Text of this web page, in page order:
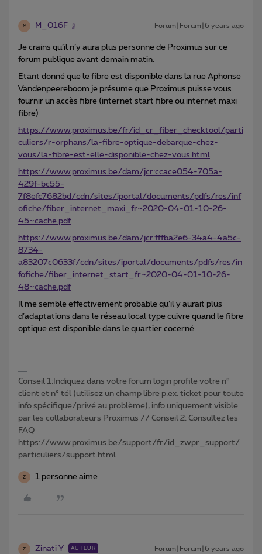
M M_016F Forum|Forum|6 years ago
Je crains qu’il n’y aura plus personne de Proximus sur ce
forum publique avant demain matin.
Etant donné que le fibre est disponible dans la rue Aphonse
Vandenpeereboom je présume que Proximus puisse vous
fournir un accès fibre (internet start fibre ou internet maxi
fibre)
https://www.proximus.be/fr/id_cr_fiber_checktool/parti
culiers/r-orphans/la-fibre-optique-debarque-chez-
vous/la-fibre-est-elle-disponible-chez-vous.html
https://www.proximus.be/dam/jcr:ccace054-705a-
429f-bc55-
7f8efc7682bd/cdn/sites/iportal/documents/pdfs/res/inf
ofiche/fiber_internet_maxi_fr~2020-04-01-10-26-
45~cache.pdf
https://www.proximus.be/dam/jcr:fffba2e6-34a4-4a5c-
8734-
a83207c0633f/cdn/sites/iportal/documents/pdfs/res/in
fofiche/fiber_internet_start_fr~2020-04-01-10-26-
48~cache.pdf
Il me semble effectivement probable qu’il y aurait plus
d’adaptations dans le réseau local type cuivre quand le fibre
optique est disponible dans le quartier cocerné.
Conseil 1:Indiquez dans votre forum login profile votre n°
client et n° tél (utilisez un champ libre p.ex. ticket pour toute
info spécifique/privé au problème), info uniquement visible
par les collaborateurs Proximus // Conseil 2: Consultez les
FAQ
https://www.proximus.be/support/fr/id_zwpr_support/
particuliers/support.html
Z 1 personne aime
Z Zinati Y AUTEUR Forum|Forum|6 years ago